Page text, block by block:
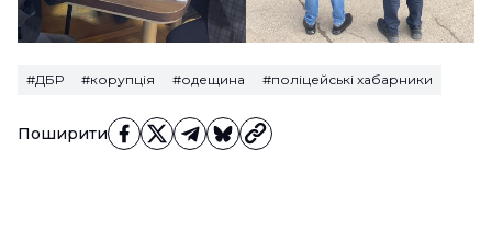
Поширити
#ДБР #корупція #одещина #поліцейські хабарники